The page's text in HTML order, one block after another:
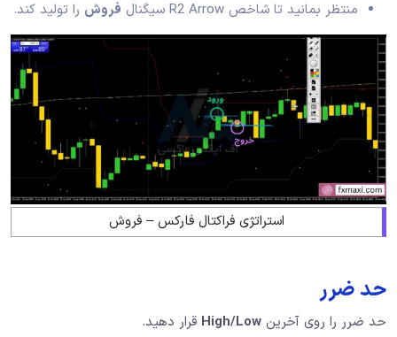
منتظر بمانید تا شاخص R2 Arrow سیگنال
فروش را تولید کند.
استراتژی فراکتال فارکس – فروش
حد ضرر
حد ضرر را روی آخرین High/Low قرار دهید.